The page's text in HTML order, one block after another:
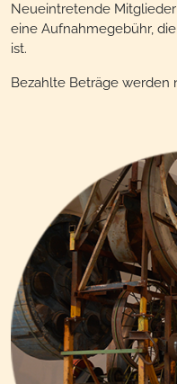
Neueintretende
eine Aufnahmegebühr,
ist.
Bezahlte Beträge werden